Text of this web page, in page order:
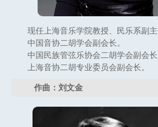
现任上海音乐学院教授、民乐系副主
中国音协二胡学会副会长。
中国民族管弦乐协会二胡学会副会长
上海音协二胡专业委员会副会长。
作曲：刘文金